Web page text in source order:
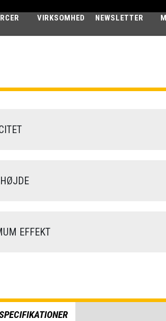
NEWSLETTER
VIRKSOMHED
AGRI STAR
EFFEKT